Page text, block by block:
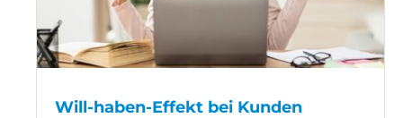
Will-haben-Effekt bei Kunden